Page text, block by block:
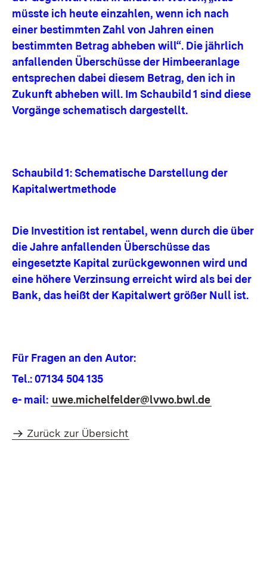
müsste ich heute einzahlen, wenn ich nach
einer bestimmten Zahl von Jahren einen
bestimmten Betrag abheben will“. Die jährlich
anfallenden Überschüsse der Himbeeranlage
entsprechen dabei diesem Betrag, den ich in
Zukunft abheben will. Im Schaubild 1 sind diese
Vorgänge schematisch dargestellt.
Schaubild 1: Schematische Darstellung der
Kapitalwertmethode
Die Investition ist rentabel, wenn durch die über
die Jahre anfallenden Überschüsse das
eingesetzte Kapital zurückgewonnen wird und
eine höhere Verzinsung erreicht wird als bei der
Bank, das heißt der Kapitalwert größer Null ist.
Für Fragen an den Autor:
Tel.: 07134 504 135
e- mail: uwe.michelfelder@lvwo.bwl.de
Zurück zur Übersicht